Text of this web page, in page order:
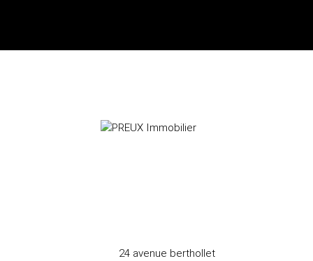
24 avenue berthollet